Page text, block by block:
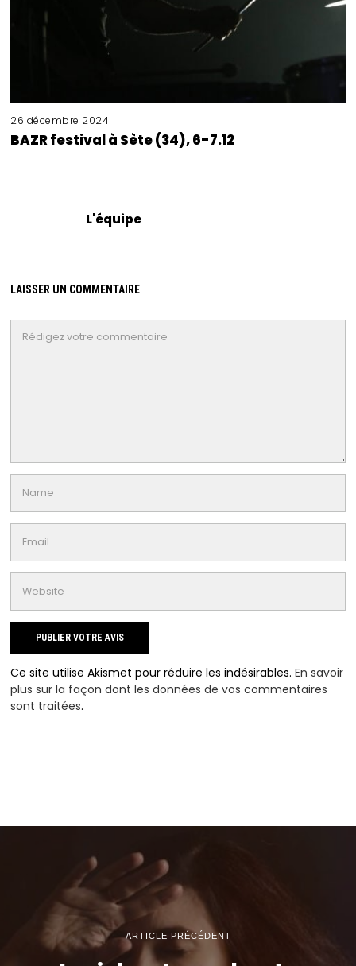
26 décembre 2024
BAZR festival à Sète (34), 6-7.12
L'équipe
LAISSER UN COMMENTAIRE
Ce site utilise Akismet pour réduire les indésirables.En savoir
plus sur la façon dont les données de vos commentaires
sont traitées.
ARTICLE PRÉCÉDENT